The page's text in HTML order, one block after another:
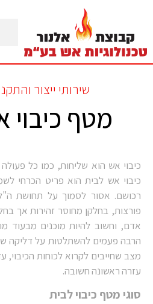
שירותי ייצור
מטף
כיבוי אש הוא שליחות, כמו כל
כיבוי אש לבית הוא פריט הכרחי
רכושם. אסור לסמוך על תחושת
פורצות, בחלקן מחוסר זהירות אך
אדם, וחשוב להיות מוכנים מבעוד
הרבה פעמים להשתלטות על דליקה
מצב שחייבים לקרוא לכוחות הכיבוי,
עזרה ראשונה חשובה.
סוגי מטף כיבוי לבית